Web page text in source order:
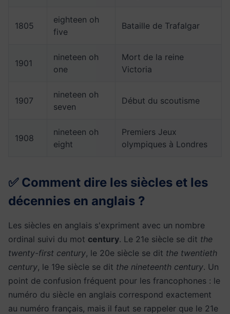
1805
eighteen oh
five
Bataille de Trafalgar
1901
nineteen oh
one
Mort de la reine
Victoria
1907
nineteen oh
seven
Début du scoutisme
1908
nineteen oh
eight
Premiers Jeux
olympiques à Londres
✅ Comment dire les siècles et les
décennies en anglais ?
Les siècles en anglais s'expriment avec un nombre
ordinal suivi du mot century. Le 21e siècle se dit the
twenty-first century, le 20e siècle se dit the twentieth
century, le 19e siècle se dit the nineteenth century. Un
point de confusion fréquent pour les francophones : le
numéro du siècle en anglais correspond exactement
au numéro français, mais il faut se rappeler que le 21e